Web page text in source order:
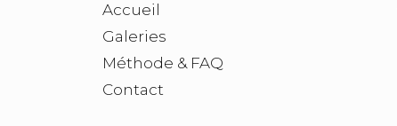
Accueil
Galeries
Méthode & FAQ
Contact